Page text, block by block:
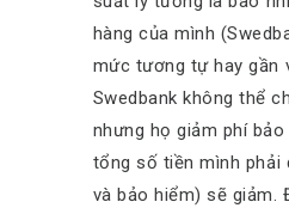
hàng của mình
mức tương tự hay gần
Swedbank không thể
nhưng họ giảm phí
tổng số tiền mình phải
và bảo hiểm) sẽ giảm.